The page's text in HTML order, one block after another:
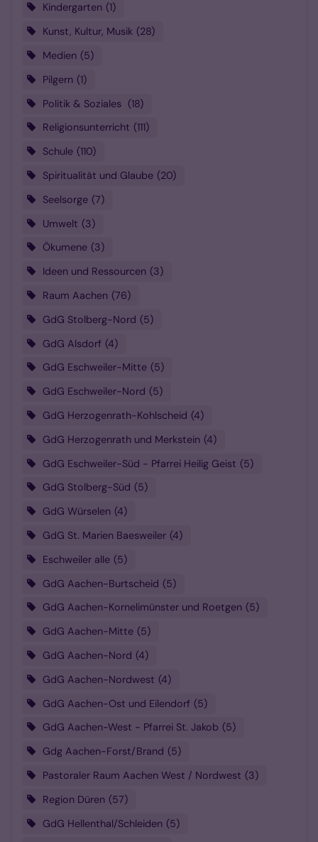
Kindergarten 1
Kunst, Kultur, Musik 28
Medien 5
Pilgern 1
Politik & Soziales
18
Religionsunterricht
111
Schule 110
Spiritualität und Glaube 20
Seelsorge 7
Umwelt 3
Ökumene
3
Ideen und Ressourcen 3
Raum Aachen 76
GdG Stolberg-Nord 5
GdG Alsdorf 4
GdG Eschweiler-Mitte
5
GdG Eschweiler-Nord 5
GdG Herzogenrath-Kohlscheid 4
GdG Herzogenrath und Merkstein 4
GdG Eschweiler-Süd - Pfarrei Heilig Geist 5
GdG Stolberg-Süd
5
GdG Würselen 4
GdG St. Marien Baesweiler 4
Eschweiler alle 5
GdG Aachen-Burtscheid 5
GdG Aachen-Kornelimünster und Roetgen
5
GdG Aachen-Mitte 5
GdG Aachen-Nord 4
GdG Aachen-Nordwest 4
GdG Aachen-Ost und Eilendorf 5
GdG Aachen-West - Pfarrei St. Jakob
5
Gdg Aachen-Forst/Brand 5
Pastoraler Raum Aachen West / Nordwest 3
Region Düren 57
GdG Hellenthal/Schleiden 5